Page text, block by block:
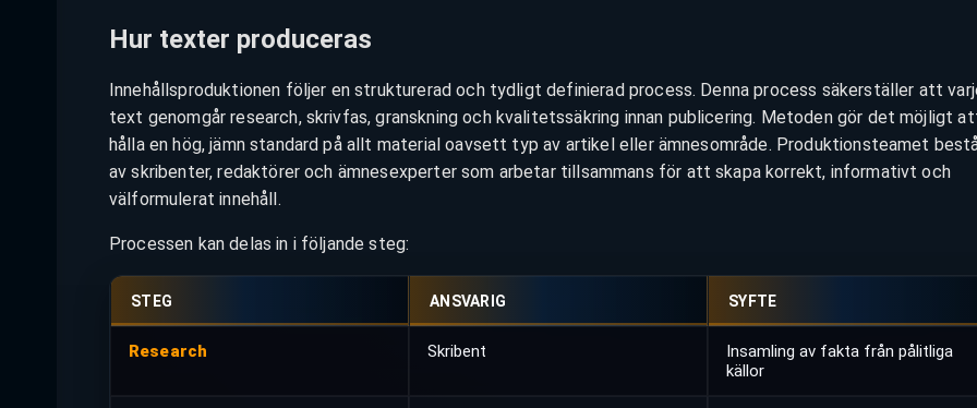
Hur texter produceras
Innehållsproduktionen följer en strukturerad och tydligt definierad process. Denna process säkerställer att
text genomgår research, skrivfas, granskning och kvalitetssäkring innan publicering. Metoden gör det möjligt
hålla en hög, jämn standard på allt material oavsett typ av artikel eller ämnesområde. Produktionsteamet
av skribenter, redaktörer och ämnesexperter som arbetar tillsammans för att skapa korrekt, informativt och
välformulerat innehåll.
Processen kan delas in i följande steg:
STEG ANSVARIG SYFTE
Research Skribent
Insamling av fakta från pålitliga
källor